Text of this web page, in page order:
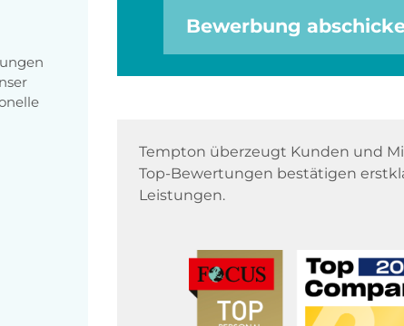
Bewerbung
Tempton überzeugt Kunden und
Top-Bewertungen bestätigen
Leistungen.